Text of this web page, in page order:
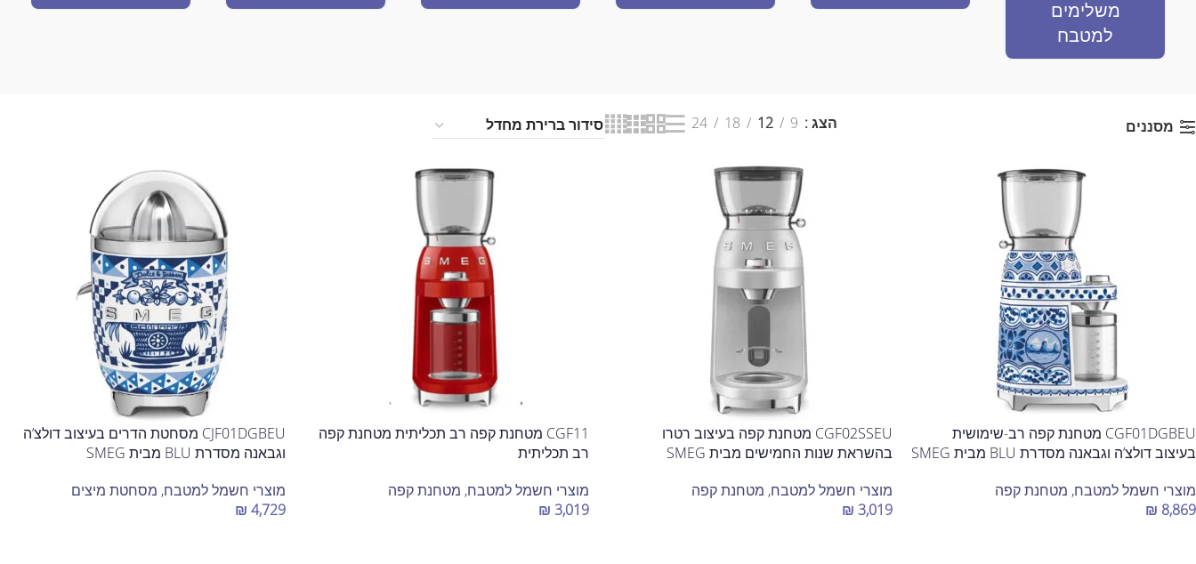
משלימים
למטבח
מסננים הצג 9
12
18
24
CGF01DGBEU מטחנת קפה רב-שימושית
בעיצוב דולצ’ה וגבאנה מסדרת BLU מבית SMEG
מוצרי חשמל למטבח, מטחנת קפה
₪ 8,869
CGF02SSEU מטחנת קפה בעיצוב רטרו
בהשראת שנות החמישים מבית SMEG
מוצרי חשמל למטבח, מטחנת קפה
₪ 3,019
CGF11 מטחנת קפה רב תכליתית מטחנת קפה
רב תכליתית
מוצרי חשמל למטבח, מטחנת קפה
₪ 3,019
CJF01DGBEU מסחטת הדרים בעיצוב דולצ’ה
וגבאנה מסדרת BLU מבית SMEG
מוצרי חשמל למטבח, מסחטת מיצים
₪ 4,729